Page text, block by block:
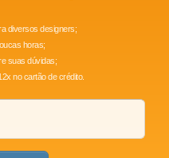
diversos designers;
horas;
suas dúvidas;
no cartão de crédito.